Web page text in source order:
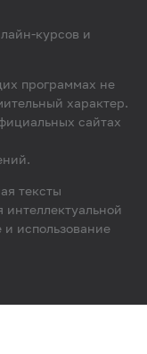
курсов и
программах не
характер.
сайтах
тексты
использование